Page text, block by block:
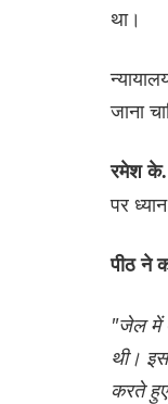
था।
जाना
रमेश के.
पर
पीठ ने
"जेल में
थी।
करते